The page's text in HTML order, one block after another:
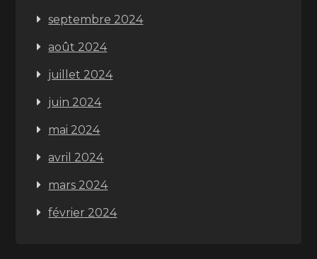
septembre 2024
août 2024
juillet 2024
juin 2024
mai 2024
avril 2024
mars 2024
février 2024